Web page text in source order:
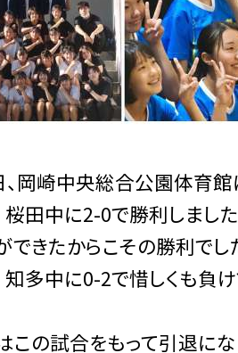
岡崎中央総合公園体育
田中に2-0で勝利しました
できたからこその勝利でし
多中に0-2で惜しくも負け
この試合をもって引退に